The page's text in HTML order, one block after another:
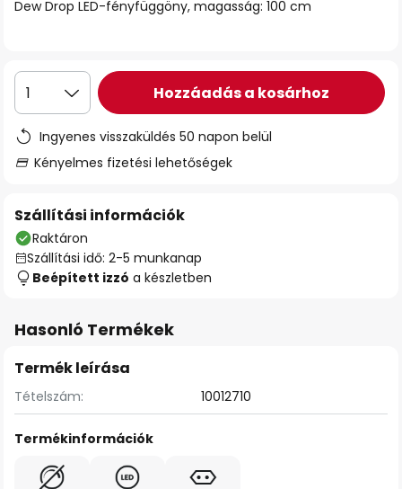
Dew Drop LED-fényfüggöny, magasság: 100 cm
1 Hozzáadás a kosárhoz
Ingyenes visszaküldés 50 napon belül
Kényelmes fizetési lehetőségek
Szállítási információk
Raktáron
Szállítási idő: 2-5 munkanap
Beépített izzó a készletben
Hasonló Termékek
Termék leírása
Tételszám: 10012710
Termékinformációk